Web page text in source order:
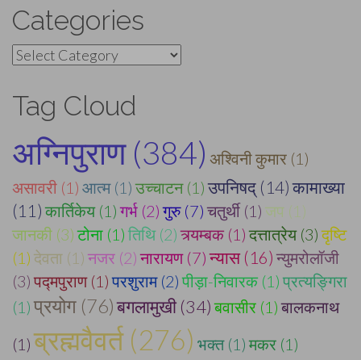
Categories
Categories
Tag Cloud
अग्निपुराण (384) अश्विनी कुमार (1)
असावरी (1) आत्म (1) उच्चाटन (1) उपनिषद् (14) कामाख्या
(11) कार्तिकेय (1) गर्भ (2) गुरु (7) चतुर्थी (1) जप (1)
जानकी (3) टोना (1) तिथि (2) त्र्यम्बक (1) दत्तात्रेय (3) दृष्टि
(1) देवता (1) नजर (2) नारायण (7) न्यास (16) न्युमरोलॉजी
(3) पद्मपुराण (1) परशुराम (2) पीड़ा-निवारक (1) प्रत्यङ्गिरा
(1) प्रयोग (76)बगलामुखी (34) बवासीर (1) बालकनाथ
(1) ब्रह्मवैवर्त (276) भक्त (1) मकर (1)